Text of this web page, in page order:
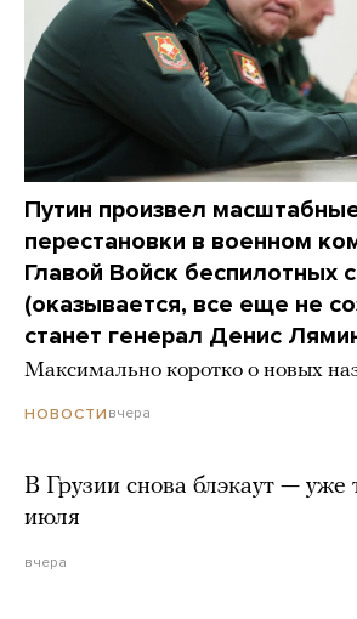
Путин произвел
перестановки в военном
Главой Войск беспилотных
(оказывается, все еще не
станет генерал Денис
Максимально коротко о новых
НОВОСТИ вчера
В Грузии снова блэкаут — уже
июля
вчера